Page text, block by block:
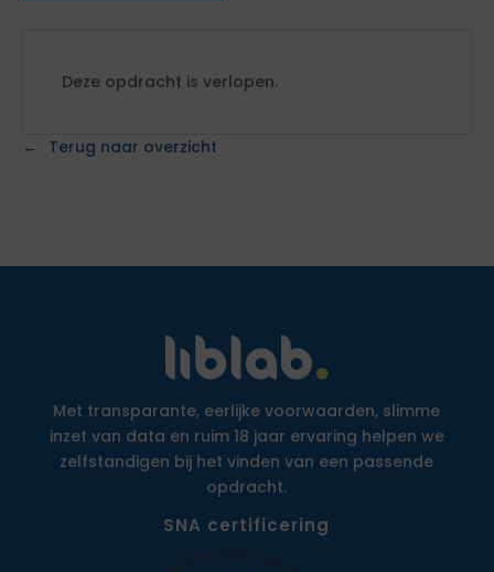
Deze opdracht is verlopen.
Terug naar overzicht
Met transparante, eerlijke voorwaarden, slimme
inzet van data en ruim 18 jaar ervaring helpen we
zelfstandigen bij het vinden van een passende
opdracht.
SNA certificering